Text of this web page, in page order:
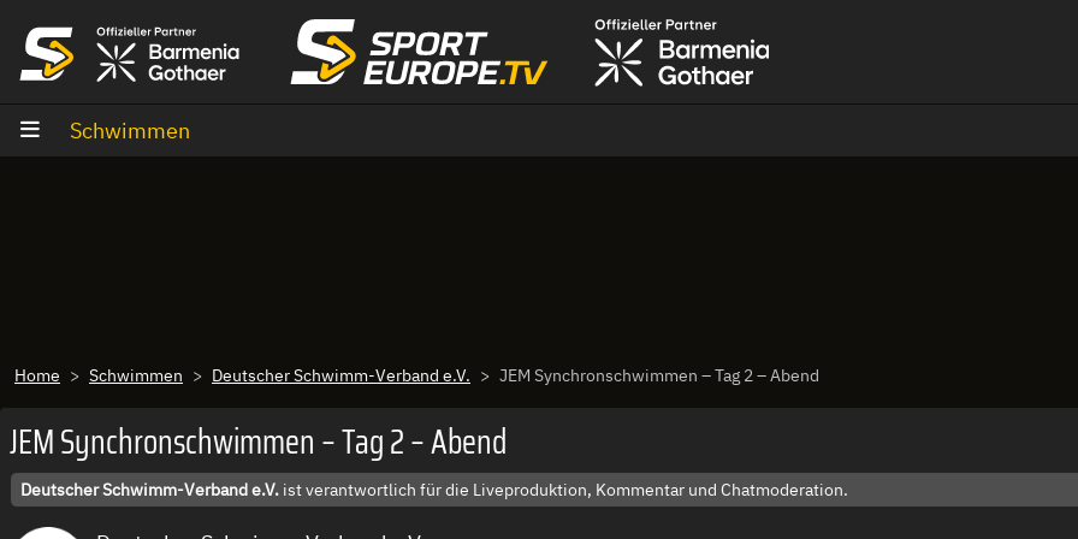
Schwimmen
Home Schwimmen Deutscher Schwimm-Verband e.V. JEM Synchronschwimmen – Tag 2 – Abend
JEM Synchronschwimmen – Tag 2 – Abend
Deutscher Schwimm-Verband e.V. ist verantwortlich für die Liveproduktion, Kommentar und Chatmoderation.